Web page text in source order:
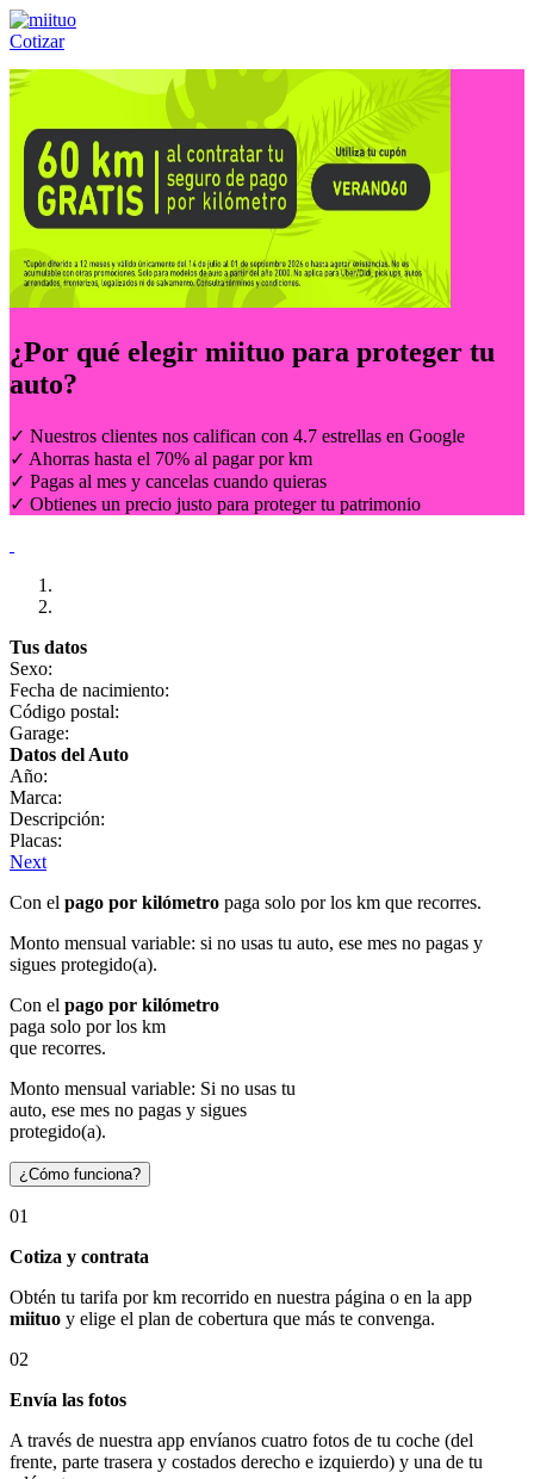
Cotizar
Llámanos al:(55) 84-21-05-00 ó
¿Por qué elegir miituo para proteger tu
auto?
✓ Nuestros clientes nos califican con 4.7 estrellas en Google
✓ Ahorras hasta el 70% al pagar por km
✓ Pagas al mes y cancelas cuando quieras
✓ Obtienes un precio justo para proteger tu patrimonio
Tus datos
Sexo:
Fecha de nacimiento:
Código postal:
Garage:
Datos del Auto
Año:
Marca:
Descripción:
Placas:
Next
Con el pago por kilómetro paga solo por los km que recorres.
Monto mensual variable: si no usas tu auto, ese mes no pagas y
sigues protegido(a).
Con el pago por kilómetro
paga solo por los km
que recorres.
Monto mensual variable: Si no usas tu
auto, ese mes no pagas y sigues
protegido(a).
¿Cómo funciona?
01
Cotiza y contrata
Obtén tu tarifa por km recorrido en nuestra página o en la app
miituo y elige el plan de cobertura que más te convenga.
02
Envía las fotos
A través de nuestra app envíanos cuatro fotos de tu coche (del
frente, parte trasera y costados derecho e izquierdo) y una de tu